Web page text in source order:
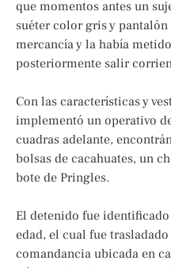
que momentos antes un
suéter color gris y
mercancía y la había
posteriormente salir
Con las características y
implementó un operativo
cuadras adelante,
bolsas de cacahuates, un
bote de Pringles.
El detenido fue
edad, el cual fue
comandancia ubicada en